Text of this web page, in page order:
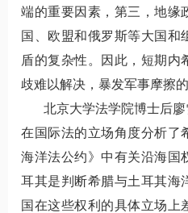
端的重要因素，第三，地缘
国、欧盟和俄罗斯等大国和
盾的复杂性。因此，短期内
歧难以解决，暴发军事摩擦
北京大学法学院博士后
在国际法的立场角度分析了
海洋法公约》中有关沿海国
耳其是判断希腊与土耳其海
国在这些权利的具体立场上